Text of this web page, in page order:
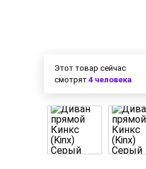
Этот товар сейчас
смотрят 4 человека